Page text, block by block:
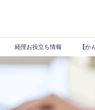
経理お役立ち情報 【